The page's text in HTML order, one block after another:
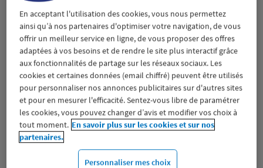
2
12.43
km
CHAMBERY
159 ALLEE ALBERT SYLVESTRE
73000 CHAMBERY
/5 (425 avis)
Fermé aujourd'hui
Prendre RDV
Voir plus
En acceptant l'utilisation des cookies, vous nous permettez
ainsi qu’à nos partenaires d'optimiser votre navigation, de vous
offrir un meilleur service en ligne, de vous proposer des offres
adaptées à vos besoins et de rendre le site plus interactif grâce
aux fonctionnalités de partage sur les réseaux sociaux. Les
cookies et certaines données (email chiffré) peuvent être utilisés
pour personnaliser nos annonces publicitaires sur d'autres sites
et pour en mesurer l'efficacité. Sentez-vous libre de paramétrer
les cookies, vous pouvez changer d’avis et modifier vos choix à
tout moment. En savoir plus sur les cookies et sur nos
partenaires.
Personnaliser mes choix